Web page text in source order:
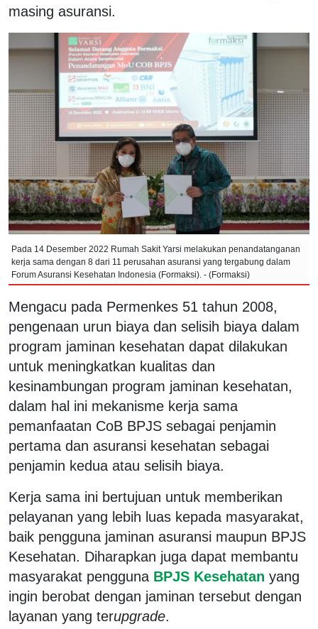
masing asuransi.
Pada 14 Desember 2022 Rumah Sakit Yarsi melakukan penandatanganan
kerja sama dengan 8 dari 11 perusahan asuransi yang tergabung dalam
Forum Asuransi Kesehatan Indonesia (Formaksi). - (Formaksi)
Mengacu pada Permenkes 51 tahun 2008,
pengenaan urun biaya dan selisih biaya dalam
program jaminan kesehatan dapat dilakukan
untuk meningkatkan kualitas dan
kesinambungan program jaminan kesehatan,
dalam hal ini mekanisme kerja sama
pemanfaatan CoB BPJS sebagai penjamin
pertama dan asuransi kesehatan sebagai
penjamin kedua atau selisih biaya.
Kerja sama ini bertujuan untuk memberikan
pelayanan yang lebih luas kepada masyarakat,
baik pengguna jaminan asuransi maupun BPJS
Kesehatan. Diharapkan juga dapat membantu
masyarakat pengguna BPJS Kesehatan yang
ingin berobat dengan jaminan tersebut dengan
layanan yang terupgrade.